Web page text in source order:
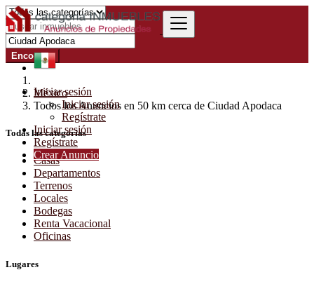
Iniciar sesión
Iniciar sesión
Regístrate
Iniciar sesión
Regístrate
Crear Anuncio
Encontrar
México
Todos los Anuncios en 50 km cerca de Ciudad Apodaca
Todas las categorías
Casas
Departamentos
Terrenos
Locales
Bodegas
Renta Vacacional
Oficinas
Lugares